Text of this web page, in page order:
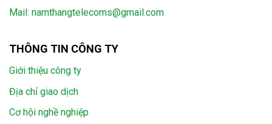
Mail: namthangtelecoms@gmail.com
THÔNG TIN CÔNG TY
Giới thiệu công ty
Địa chỉ giao dịch
Cơ hội nghề nghiệp